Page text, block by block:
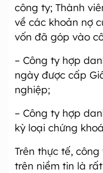
công ty; Thành
về các khoản nợ
vốn đã góp vào
– Công ty hợp
ngày được cấp
nghiệp;
– Công ty hợp
kỳ loại chứng
Trên thực tế,
trên niềm tin là